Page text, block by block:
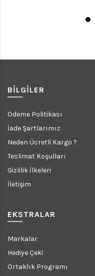
BILGILER
Ödeme Politikası
İade Şartlarımız
Neden Ücretli Kargo ?
Teslimat Koşulları
Gizlilik İlkeleri
İletişim
EKSTRALAR
Markalar
Hediye Çeki
Ortaklık Programı